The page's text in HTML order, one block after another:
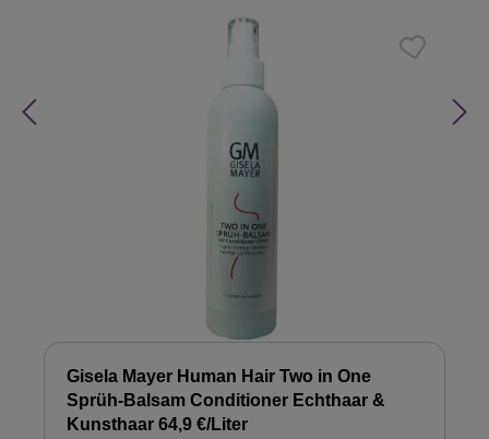
Gisela Mayer Human Hair Two in One
Sprüh-Balsam Conditioner Echthaar &
Kunsthaar 64,9 €/Liter